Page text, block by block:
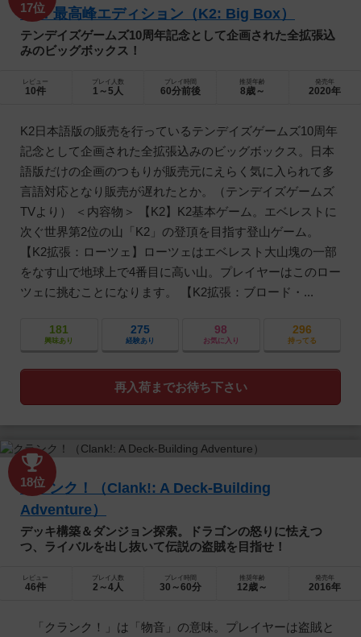
17位
K2：最高峰エディション（K2: Big Box）
テンデイズゲームズ10周年記念として企画された全拡張込
みのビッグボックス！
レビュー
10件
プレイ人数
1～5人
プレイ時間
60分前後
推奨年齢
8歳～
発売年
2020年
K2日本語版の販売を行っているテンデイズゲームズ10周年
記念として企画された全拡張込みのビッグボックス。日本
語版だけの企画のつもりが販売元にえらく気に入られて多
言語対応となり販売が遅れたとか。（テンデイズゲームズ
TVより） ＜内容物＞ 【K2】K2基本ゲーム。エベレストに
次ぐ世界第2位の山「K2」の登頂を目指す登山ゲーム。
【K2拡張：ローツェ】ローツェはエベレスト大山塊の一部
をなす山で地球上で4番目に高い山。プレイヤーはこのロー
ツェに挑むことになります。 【K2拡張：ブロード・...
181
興味あり
275
経験あり
98
お気に入り
296
持ってる
再入荷までお待ち下さい
18位
クランク！（Clank!: A Deck-Building
Adventure）
デッキ構築＆ダンジョン探索。ドラゴンの怒りに怯えつ
つ、ライバルを出し抜いて伝説の盗賊を目指せ！
レビュー
46件
プレイ人数
2～4人
プレイ時間
30～60分
推奨年齢
12歳～
発売年
2016年
「クランク！」は「物音」の意味。プレイヤーは盗賊と